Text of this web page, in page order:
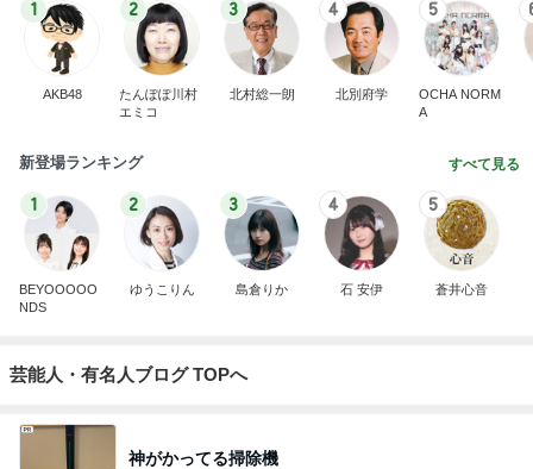
1
AKB48
2
たんぽぽ川村
エミコ
3
北村総一朗
4
北別府学
5
OCHA NORM
A
新登場ランキング すべて見る
1
BEYOOOOO
NDS
2
ゆうこりん
3
島倉りか
4
石 安伊
5
蒼井心音
芸能人・有名人ブログ TOPへ
神がかってる掃除機